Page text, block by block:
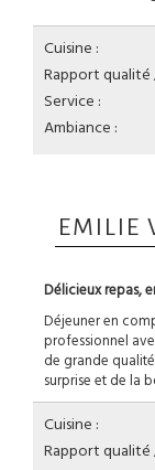
Cuisine :
Rapport qualité
Service :
Ambiance :
EMILIE
Délicieux repas,
Déjeuner en
professionnel
de grande
surprise et de la
Cuisine :
Rapport qualité